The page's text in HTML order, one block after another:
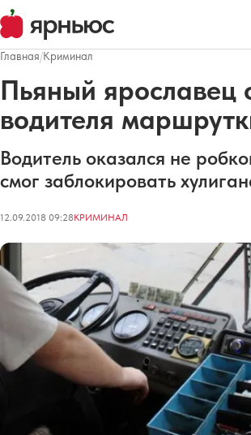
Главная/Криминал
Пьяный ярославец
водителя
Водитель оказался не
смог заблокировать
12.09.2018 09:28КРИМИНАЛ